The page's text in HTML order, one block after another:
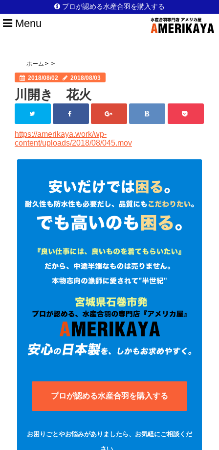
プロが認める水産合羽を購入する
Menu
水産合羽を選ぶポイント
アメリカ屋のこだわり
日本製のこだわり
安全性のこだわり
他店との違い
漁師以外の仕事でも活躍
ブログ一覧
お客様の声
よくある質問
Close
ホーム
2018/08/02 2018/08/03
川開き 花火
https://amerikaya.work/wp-
content/uploads/2018/08/045.mov
プロが認める水産合羽を購入する
お困りごとやお悩みがありましたら、お気軽にご相談くだ